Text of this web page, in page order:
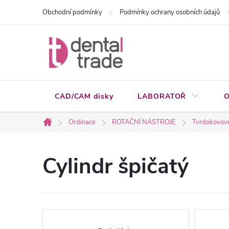
Obchodní podmínky Podmínky ochrany osobních údajů
CAD/CAM disky LABORATOŘ
Domů
Ordinace ROTAČNÍ NÁSTROJE
Cylindr špičatý